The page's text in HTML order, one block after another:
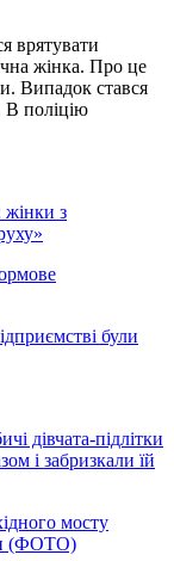
врятувати
жінка. Про це
Випадок стався
В поліцію
жінки з
були
дівчата-підлітки
і забризкали їй
мосту
(ФОТО)